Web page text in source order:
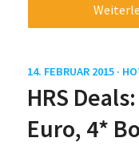
14. FEBRUAR 2015 ·
HRS
Euro, 4*